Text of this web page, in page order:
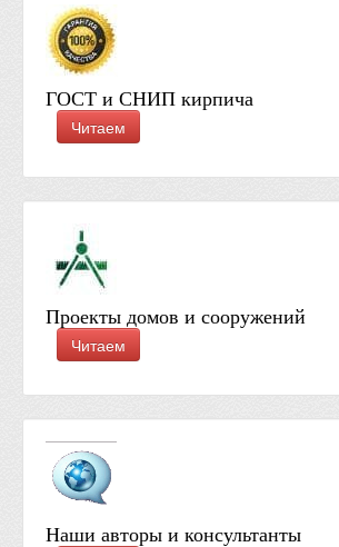
ГОСТ и СНИП кирпича
Читаем
Проекты домов и сооружений
Читаем
Наши авторы и консультанты